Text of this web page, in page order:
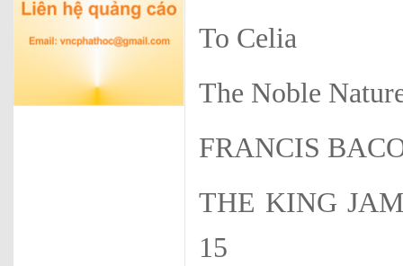
To Celia
The Noble
FRANCIS
THE KING
15